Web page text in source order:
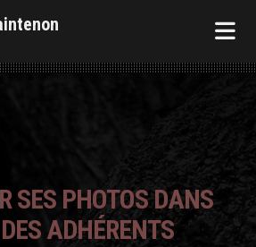
SES PHOTOS DANS
ADHÉRENTS